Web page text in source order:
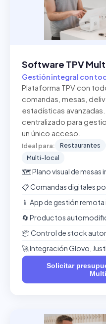
Software TPV
Gestión integral con
Plataforma TPV con
comandas, mesas,
estadísticas
centralizado para
un único acceso.
Ideal para: Restaurantes
Multi-local
🗺️ Plano visual de mesas
📋 Comandas digitales
📱 App de gestión
🔄 Productos
📦 Control de stock
🚀 Integración Glovo,
Solicitar